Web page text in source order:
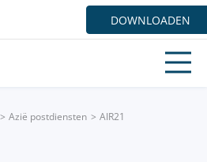
DOWNLOADEN
Azië postdiensten AIR21